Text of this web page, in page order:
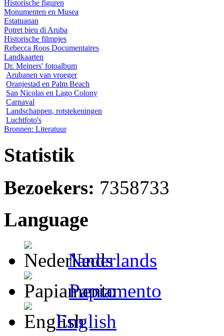
Historische figuren
Monumenten en Musea
Estatuanan
Potret bieu di Aruba
Historische filmpjes
Rebecca Roos Documentaires
Landkaarten
Dr. Meiners' fotoalbum
Arubanen van vroeger
Oranjestad en Palm Beach
San Nicolas en Lago Colony
Carnaval
Landschappen, rotstekeningen
Luchtfoto's
Bronnen: Literatuur
Statistik
Bezoekers: 7358733
Language
Nederlands
Papiamento
English